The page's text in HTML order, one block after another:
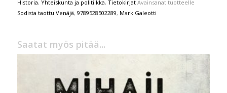
Historia, Yhteiskunta ja politiikka, Tietokirjat Avainsanat tuotteelle
Sodista taottu Venäjä, 9789528502289, Mark Galeotti
Saatat myös pitää...